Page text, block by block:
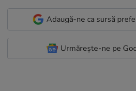
Adaugă-ne ca sursă
Urmărește-ne pe